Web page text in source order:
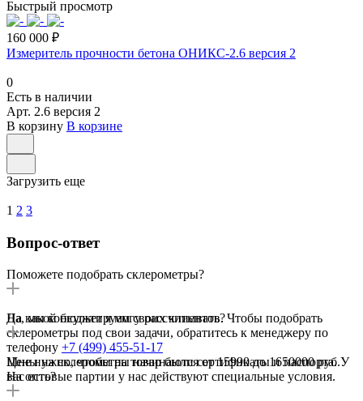
Быстрый просмотр
160 000 ₽
Измеритель прочности бетона ОНИКС-2.6 версия 2
0
Есть в наличии
Арт. 2.6 версия 2
В корзину В корзине
Загрузить еще
1 2 3
Вопрос-ответ
Поможете подобрать склерометры?
Да, мы консультируем своих клиентов. Чтобы подобрать
склерометры под свои задачи, обратитесь к менеджеру по
телефону +7 (499) 455-51-17
На какой бюджет я могу рассчитывать?
Цены на склерометры начинаются от 15990 до 1650000 руб.
На оптовые партии у нас действуют специальные условия.
Мне нужно, чтобы на товар были сертификаты и паспорта. У
вас есть?